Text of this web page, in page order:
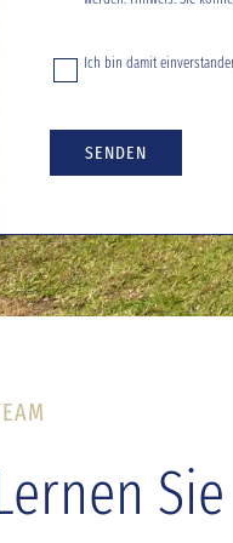
Ich bin damit
SENDEN